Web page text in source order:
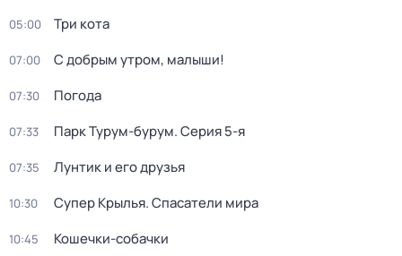
05:00 Три кота
07:00 С добрым утром, малыши!
07:30 Погода
07:33 Парк Турум-бурум. Серия 5-я
07:35 Лунтик и его друзья
10:30 Супер Крылья. Спасатели мира
10:45 Кошечки-собачки